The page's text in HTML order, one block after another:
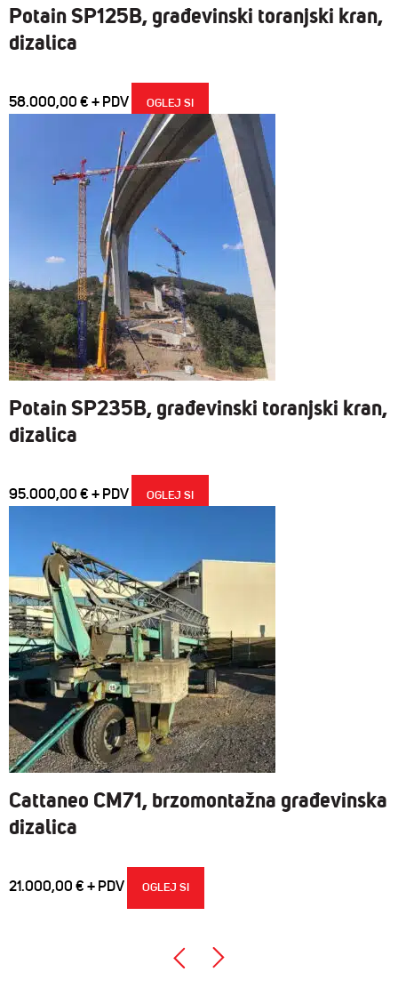
Potain SP125B, građevinski toranjski kran,
dizalica
58.000,00 € OGLEJ SI
Potain SP235B, građevinski toranjski kran,
dizalica
95.000,00 € OGLEJ SI
Cattaneo CM71, brzomontažna građevinska
dizalica
21.000,00 € OGLEJ SI